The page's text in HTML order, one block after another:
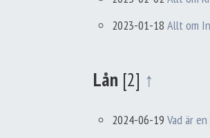
2023-01-18 Allt om
Lån [2] ↑
2024-06-19 Vad är